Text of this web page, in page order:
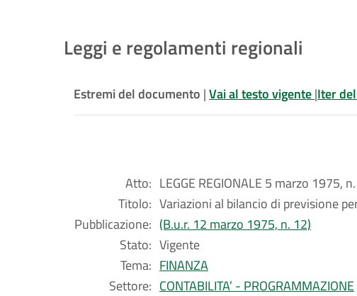
Leggi e regolamenti regionali
Estremi del documento |Vai al testo vigente|Iter
Atto: LEGGE REGIONALE 5 marzo 1975,
Titolo: Variazioni al bilancio di previsione
Pubblicazione: (B.u.r. 12 marzo 1975, n. 12)
Stato: Vigente
Tema: FINANZA
Settore: CONTABILITA’ - PROGRAMMAZIONE